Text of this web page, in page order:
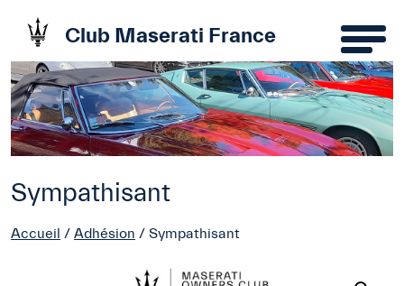
Club Maserati France
Sympathisant
Accueil / Adhésion / Sympathisant